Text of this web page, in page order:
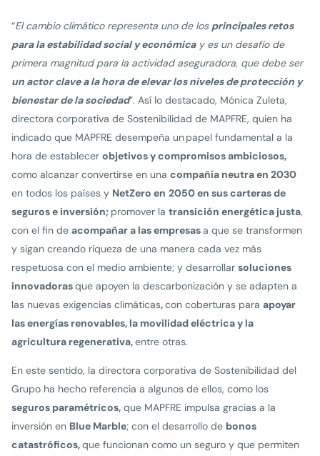
“El cambio climático representa uno de los principales retos
para la estabilidad social y económicay es un desafío de
primera magnitud para la actividad aseguradora, que debe ser
un actor clave a la hora de elevar los niveles de protección y
bienestar de la sociedad”. Así lo destacado, Mónica Zuleta,
directora corporativa de Sostenibilidad de MAPFRE, quien ha
indicado que MAPFRE desempeña un papel fundamental a la
hora de establecer objetivos y compromisos ambiciosos,
como alcanzar convertirse en una compañía neutra en 2030
en todos los países y NetZero en 2050 en sus carteras de
seguros e inversión; promover la transición energética justa,
con el fin de acompañar a las empresasa que se transformen
y sigan creando riqueza de una manera cada vez más
respetuosa con el medio ambiente; y desarrollar soluciones
innovadorasque apoyen la descarbonización y se adapten a
las nuevas exigencias climáticas,con coberturas para apoyar
las energías renovables, la movilidad eléctrica y la
agricultura regenerativa,entre otras.
En este sentido, la directora corporativa de Sostenibilidad del
Grupo ha hecho referencia a algunos de ellos, como los
seguros paramétricos, que MAPFRE impulsa gracias a la
inversión en Blue Marble; con el desarrollo de bonos
catastróficos,que funcionan como un seguro y que permiten